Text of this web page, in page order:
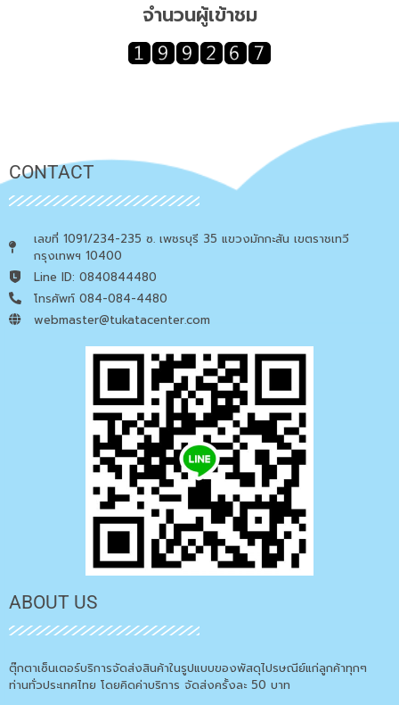
จำนวนผู้เข้าชม
CONTACT
เลขที่ 1091/234-235 ซ. เพชรบุรี 35 แขวงมักกะสัน เขตราชเทวี
กรุงเทพฯ 10400
Line ID: 0840844480
โทรศัพท์ 084-084-4480
webmaster@tukatacenter.com
ABOUT US
ตุ๊กตาเซ็นเตอร์บริการจัดส่งสินค้าในรูปแบบของพัสดุไปรษณีย์แก่ลูกค้าทุกๆ
ท่านทั่วประเทศไทย โดยคิดค่าบริการ จัดส่งครั้งละ 50 บาท